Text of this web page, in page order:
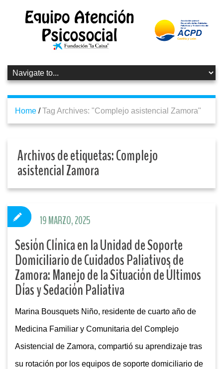
Home / Tag Archives: "Complejo asistencial Zamora"
Archivos de etiquetas:Complejo
asistencial Zamora
Sesión Clínica en la Unidad de Soporte
Domiciliario de Cuidados Paliativos de
Zamora: Manejo de la Situación de Últimos
Días y Sedación Paliativa
Marina Bousquets Niño, residente de cuarto año de
Medicina Familiar y Comunitaria del Complejo
Asistencial de Zamora, compartió su aprendizaje tras
su rotación por los equipos de soporte domiciliario de
19 MARZO, 2025